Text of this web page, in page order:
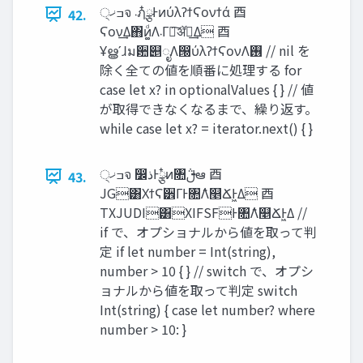
42.
੍‫ߏޚ‬จ ‫܁‬ฦ໋ྩͰͷύλʔϯϚονϯά ⾣
Ϛον͢Δ΋ͷ͚ͩΛ‫܁‬Γฦ͠ॲཧ͢Δ ⾣
Ұൠʹɺม਺୅ೖΛ൐͏ύλʔϯϚονΛ࢖͏ // nil を
除く全ての値を順番に処理する for
case let x? in optionalValues { } // 値
が取得できなくなるまで、繰り返す。
while case let x? = iterator.next() { }
43.
੍‫ߏޚ‬จ ෼‫Ͱྩ໋ذ‬ͷ৚݅ࢦఆ ⾣
JG͸ΧϯϚ۠੾ΓͰ৚݅Λ௥ՃͰ͖Δ ⾣
TXJUDI͸XIFSFͰ৚݅Λ௥ՃͰ͖Δ //
if で、オプショナルから値を取って判
定 if let number = Int(string),
number > 10 { } // switch で、オプシ
ョナルから値を取って判定 switch
Int(string) { case let number? where
number > 10: }